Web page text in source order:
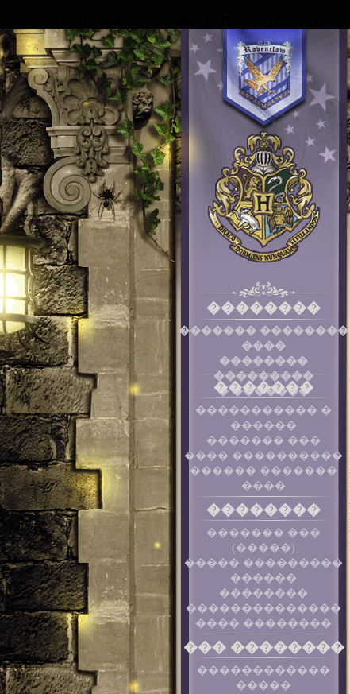
��������
������� ��������
����
��������
���������
� �������
�������
����������� �
������
������� ���
���� ����������
������ �������
����
��������
������� ���
(�����)
����� ���������
������
��������
��������������
���� ��������
��� ��������
������������
�����